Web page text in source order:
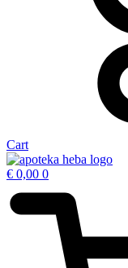
Cart
€ 0,00 0